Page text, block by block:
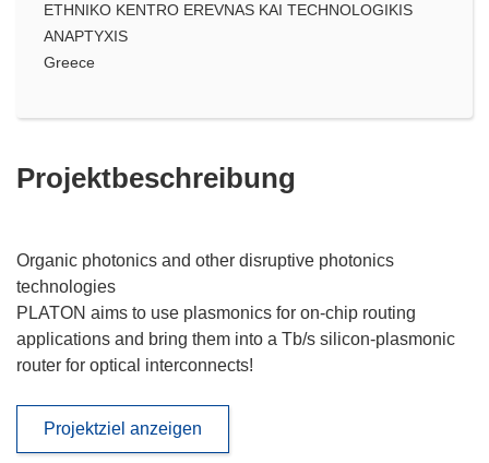
ETHNIKO KENTRO EREVNAS KAI TECHNOLOGIKIS
ANAPTYXIS
Greece
Projektbeschreibung
Organic photonics and other disruptive photonics
technologies
PLATON aims to use plasmonics for on-chip routing
applications and bring them into a Tb/s silicon-plasmonic
router for optical interconnects!
Projektziel anzeigen